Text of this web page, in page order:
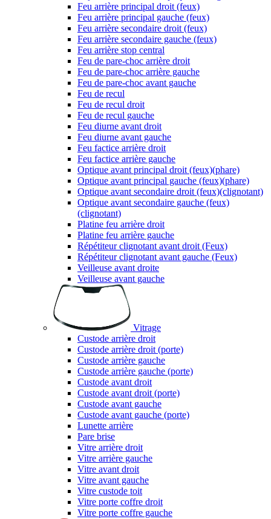
Feu arrière principal droit (feux)
Feu arrière principal gauche (feux)
Feu arrière secondaire droit (feux)
Feu arrière secondaire gauche (feux)
Feu arrière stop central
Feu de pare-choc arrière droit
Feu de pare-choc arrière gauche
Feu de pare-choc avant gauche
Feu de recul
Feu de recul droit
Feu de recul gauche
Feu diurne avant droit
Feu diurne avant gauche
Feu factice arrière droit
Feu factice arrière gauche
Optique avant principal droit (feux)(phare)
Optique avant principal gauche (feux)(phare)
Optique avant secondaire droit (feux)(clignotant)
Optique avant secondaire gauche (feux)
(clignotant)
Platine feu arrière droit
Platine feu arrière gauche
Répétiteur clignotant avant droit (Feux)
Répétiteur clignotant avant gauche (Feux)
Veilleuse avant droite
Veilleuse avant gauche
Vitrage
Custode arrière droit
Custode arrière droit (porte)
Custode arrière gauche
Custode arrière gauche (porte)
Custode avant droit
Custode avant droit (porte)
Custode avant gauche
Custode avant gauche (porte)
Lunette arrière
Pare brise
Vitre arrière droit
Vitre arrière gauche
Vitre avant droit
Vitre avant gauche
Vitre custode toit
Vitre porte coffre droit
Vitre porte coffre gauche